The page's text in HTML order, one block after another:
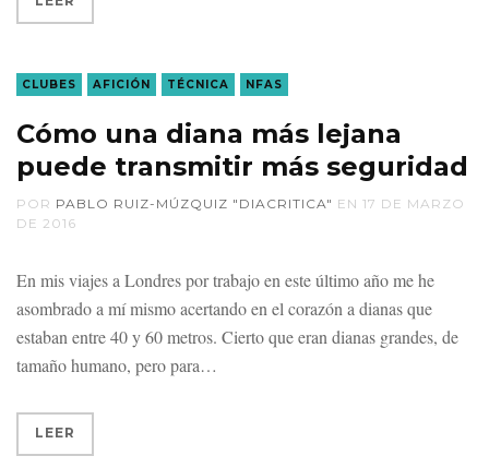
CLUBES AFICIÓN TÉCNICA NFAS
Cómo una diana más lejana
puede transmitir más seguridad
POR PABLO RUIZ-MÚZQUIZ "DIACRITICA" EN 17 DE MARZO
DE 2016
En mis viajes a Londres por trabajo en este último año me he
asombrado a mí mismo acertando en el corazón a dianas que
estaban entre 40 y 60 metros. Cierto que eran dianas grandes, de
tamaño humano, pero para
LEER